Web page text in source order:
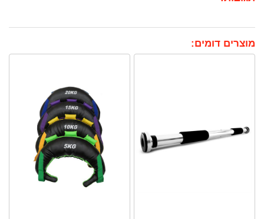
מוצרים דומים: